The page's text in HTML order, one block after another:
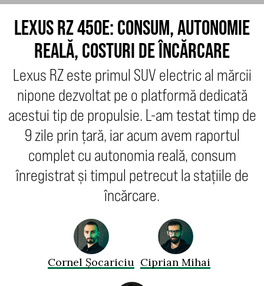
LEXUS RZ 450E: CONSUM, AUTONOMIE
REALĂ, COSTURI DE ÎNCĂRCARE
Lexus RZ este primul SUV electric al mărcii
nipone dezvoltat pe o platformă dedicată
acestui tip de propulsie. L-am testat timp de
9 zile prin țară, iar acum avem raportul
complet cu autonomia reală, consum
înregistrat și timpul petrecut la stațiile de
încărcare.
Cornel Șocariciu Ciprian Mihai